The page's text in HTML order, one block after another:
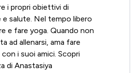
i propri obiettivi di
e salute. Nel tempo libero
e fare yoga. Quando non
ad allenarsi, ama fare
i suoi amici. Scopri
di Anastasiya